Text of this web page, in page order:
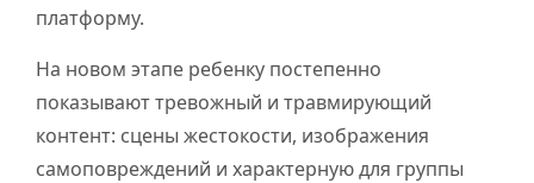
платформу.
На новом этапе ребенку постепенно
показывают тревожный и травмирующий
контент: сцены жестокости, изображения
самоповреждений и характерную для группы